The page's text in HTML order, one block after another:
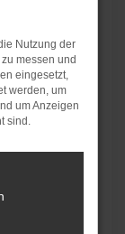
Nutzung der
messen und
eingesetzt,
werden, um
um Anzeigen
sind.